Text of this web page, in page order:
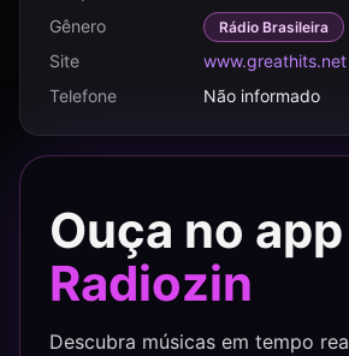
Gênero
Rádio Brasileira
Site
www.greathits.net
Telefone
Não informado
Ouça no app
Radiozin
Descubra músicas em tempo